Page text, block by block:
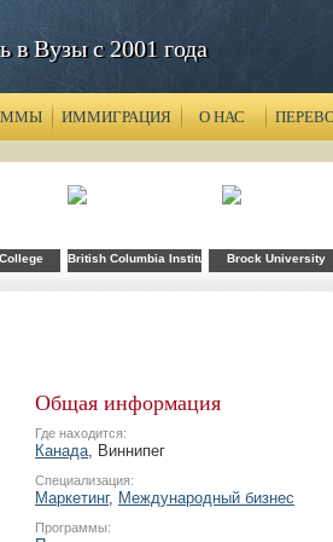
в Вузы с 2001 года
ИММИГРАЦИЯ О НАС
British Columbia Institute of Technology
Brock University
Общая информация
Где находится:
Канада, Виннипег
Специализация:
Маркетинг, Международный бизнес
Программы: